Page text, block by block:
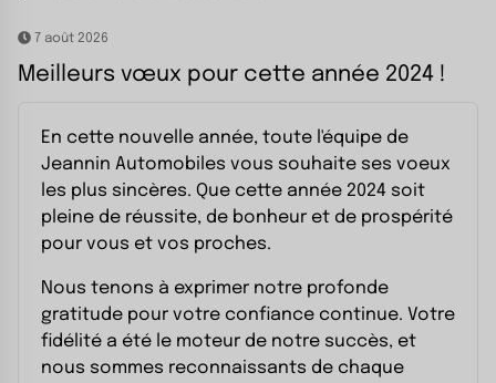
7 août 2026
Meilleurs vœux pour cette année 2024 !
En cette nouvelle année, toute l'équipe de
Jeannin Automobiles vous souhaite ses voeux
les plus sincères. Que cette année 2024 soit
pleine de réussite, de bonheur et de prospérité
pour vous et vos proches.
Nous tenons à exprimer notre profonde
gratitude pour votre confiance continue. Votre
fidélité a été le moteur de notre succès, et
nous sommes reconnaissants de chaque